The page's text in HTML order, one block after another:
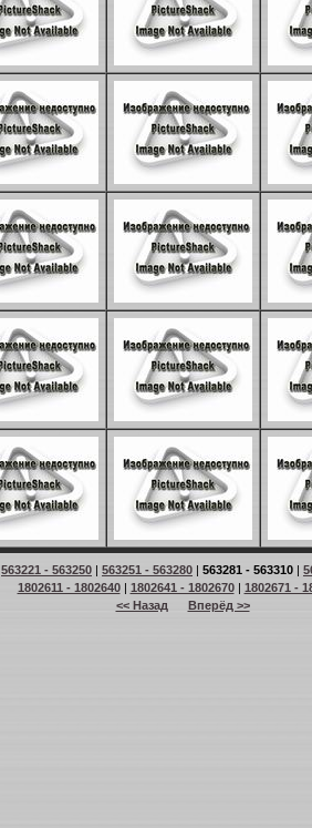
563221 - 563250 | 563251 - 563280 | 563281 - 563310 |
1802611 - 1802640| 1802641 - 1802670| 1802671 -
<< Назад
Вперёд >>